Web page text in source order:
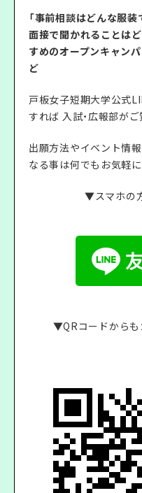
「事前相談はどんな服装
面接で聞かれることはど
すめのオープンキャン
ど
戸板女子短期大学公式
すれば 入試・広報部が
出願方法やイベント情
なる事は何でもお気軽
▼スマホの
▼QRコードからも